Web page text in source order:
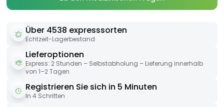
Über 4538 expresssorten
Echtzeit-Lagerbestand
Lieferoptionen
Express: 2 Stunden – Selbstabholung – Lieferung innerhalb
von 1–2 Tagen
Registrieren Sie sich in 5 Minuten
In 4 Schritten